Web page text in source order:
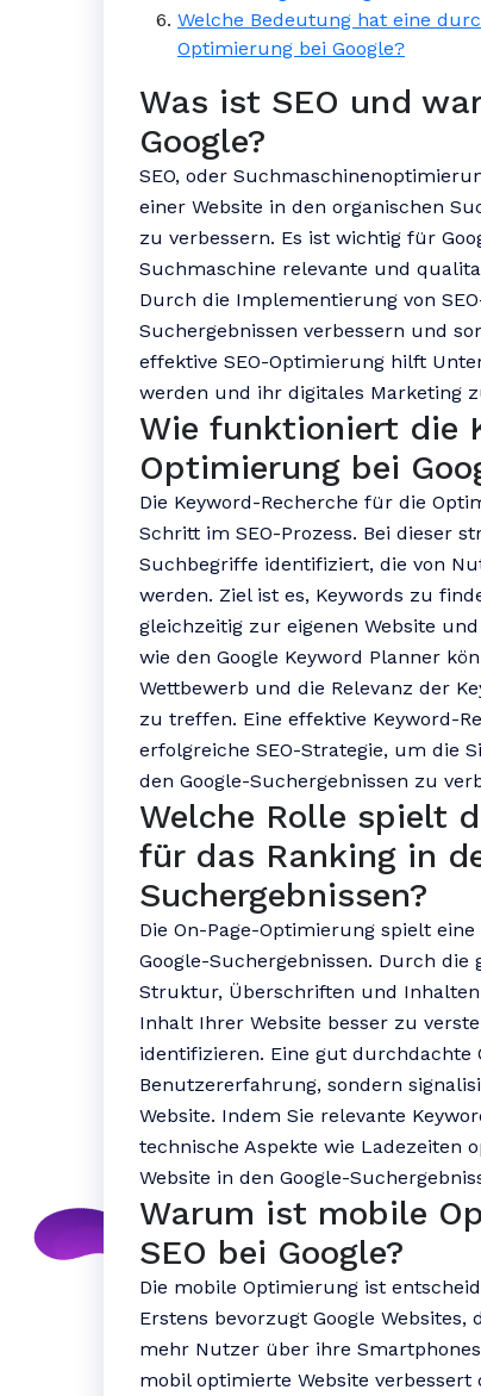
Welche Bedeutung hat eine
Optimierung bei Google?
Was ist SEO und
Google?
SEO, oder
einer Website in den organischen
zu verbessern. Es ist wichtig für
Suchmaschine relevante und
Durch die Implementierung von
Suchergebnissen verbessern und
effektive SEO-Optimierung hilft
werden und ihr digitales Marketing
Wie funktioniert die
Optimierung bei
Die Keyword-Recherche für die
Schritt im SEO-Prozess. Bei dieser
Suchbegriffe identifiziert, die von
werden. Ziel ist es, Keywords zu
gleichzeitig zur eigenen Website
wie den Google Keyword Planner
Wettbewerb und die Relevanz der
zu treffen. Eine effektive Keyword-
erfolgreiche SEO-Strategie, um die
den Google-Suchergebnissen zu
Welche Rolle spielt
für das Ranking in
Suchergebnissen?
Die On-Page-Optimierung spielt
Google-Suchergebnissen. Durch die
Struktur, Überschriften und
Inhalt Ihrer Website besser zu
identifizieren. Eine gut durchdachte
Benutzererfahrung, sondern
Website. Indem Sie relevante
technische Aspekte wie Ladezeiten
Website in den Google-
Warum ist mobile
SEO bei Google?
Die mobile Optimierung ist
Erstens bevorzugt Google
mehr Nutzer über ihre
mobil optimierte Website